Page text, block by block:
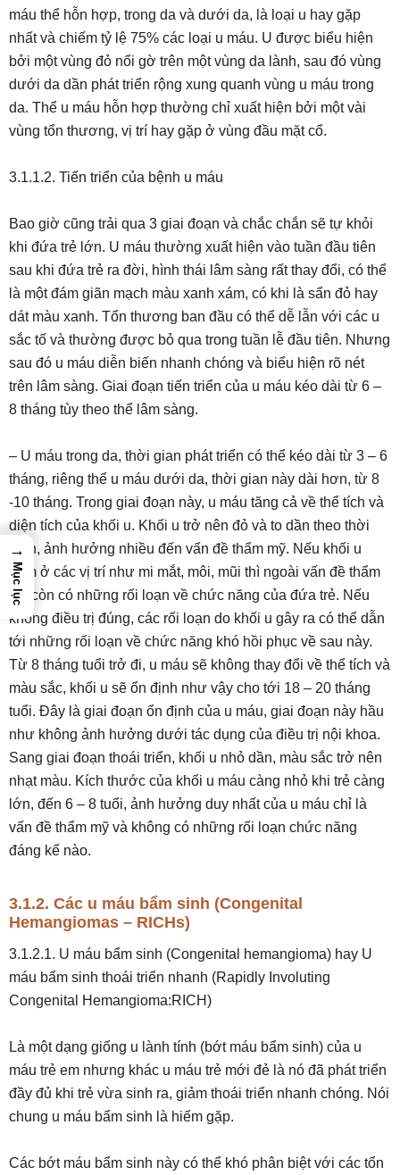
máu thể hỗn hợp, trong da và dưới da, là loại u hay gặp
nhất và chiếm tỷ lệ 75% các loại u máu. U được biểu hiện
bởi một vùng đỏ nổi gờ trên một vùng da lành, sau đó vùng
dưới da dần phát triển rộng xung quanh vùng u máu trong
da. Thể u máu hỗn hợp thường chỉ xuất hiện bởi một vài
vùng tổn thương, vị trí hay gặp ở vùng đầu mặt cổ.
3.1.1.2. Tiến triển của bệnh u máu
Bao giờ cũng trải qua 3 giai đoạn và chắc chắn sẽ tự khỏi
khi đứa trẻ lớn. U máu thường xuất hiện vào tuần đầu tiên
sau khi đứa trẻ ra đời, hình thái lâm sàng rất thay đổi, có thể
là một đám giãn mạch màu xanh xám, có khi là sẩn đỏ hay
dát màu xanh. Tổn thương ban đầu có thể dễ lẫn với các u
sắc tố và thường được bỏ qua trong tuần lễ đầu tiên. Nhưng
sau đó u máu diễn biến nhanh chóng và biểu hiện rõ nét
trên lâm sàng. Giai đoạn tiến triển của u máu kéo dài từ 6 –
8 tháng tùy theo thể lâm sàng.
– U máu trong da, thời gian phát triển có thể kéo dài từ 3 – 6
tháng, riêng thể u máu dưới da, thời gian này dài hơn, từ 8
-10 tháng. Trong giai đoạn này, u máu tăng cả về thể tích và
diện tích của khối u. Khối u trở nên đỏ và to dần theo thời
gian, ảnh hưởng nhiều đến vấn đề thẩm mỹ. Nếu khối u
nằm ở các vị trí như mi mắt, môi, mũi thì ngoài vấn đề thẩm
mỹ còn có những rối loạn về chức năng của đứa trẻ. Nếu
không điều trị đúng, các rối loạn do khối u gây ra có thể dẫn
tới những rối loạn về chức năng khó hồi phục về sau này.
Từ 8 tháng tuổi trở đi, u máu sẽ không thay đổi về thể tích và
màu sắc, khối u sẽ ổn định như vậy cho tới 18 – 20 tháng
tuổi. Đây là giai đoạn ổn định của u máu, giai đoạn này hầu
như không ảnh hưởng dưới tác dụng của điều trị nội khoa.
Sang giai đoạn thoái triển, khối u nhỏ dần, màu sắc trở nên
nhạt màu. Kích thước của khối u máu càng nhỏ khi trẻ càng
lớn, đến 6 – 8 tuổi, ảnh hưởng duy nhất của u máu chỉ là
vấn đề thẩm mỹ và không có những rối loạn chức năng
đáng kể nào.
3.1.2. Các u máu bẩm sinh (Congenital
Hemangiomas – RICHs)
3.1.2.1. U máu bẩm sinh (Congenital hemangioma) hay U
máu bẩm sinh thoái triển nhanh (Rapidly Involuting
Congenital Hemangioma:RICH)
Là một dạng giống u lành tính (bớt máu bẩm sinh) của u
máu trẻ em nhưng khác u máu trẻ mới đẻ là nó đã phát triển
đầy đủ khi trẻ vừa sinh ra, giảm thoái triển nhanh chóng. Nói
chung u máu bẩm sinh là hiếm gặp.
Các bớt máu bẩm sinh này có thể khó phân biệt với các tổn
→
Mục lục